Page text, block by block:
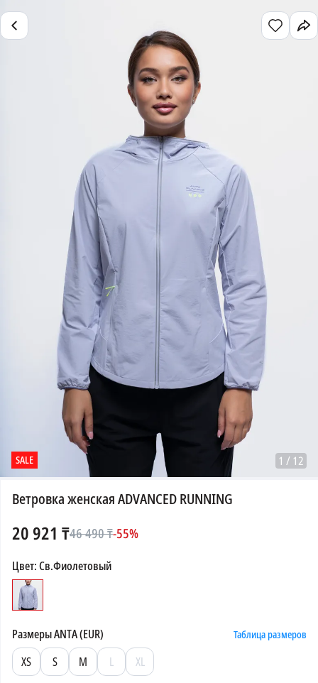
SALE 1 / 12
Ветровка женская ADVANCED RUNNING
20 921 ₸46 490₸-55%
Цвет:Св.Фиолетовый
РазмерыANTA (EUR) Таблица размеров
XS S M L
XL